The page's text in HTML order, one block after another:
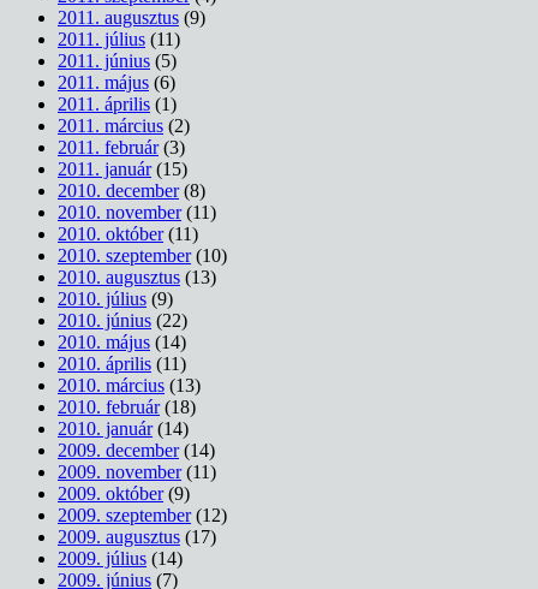
2011. augusztus (9)
2011. július (11)
2011. június (5)
2011. május (6)
2011. április (1)
2011. március (2)
2011. február(3)
2011. január(15)
2010. december(8)
2010. november(11)
2010. október(11)
2010. szeptember(10)
2010. augusztus (13)
2010. július (9)
2010. június (22)
2010. május (14)
2010. április (11)
2010. március (13)
2010. február(18)
2010. január(14)
2009. december(14)
2009. november(11)
2009. október(9)
2009. szeptember(12)
2009. augusztus (17)
2009. július (14)
2009. június (7)